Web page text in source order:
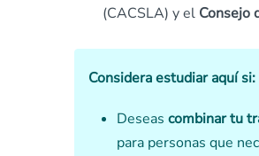
(CACSLA) y el Consejo
Considera estudiar aquí si:
Deseas combinar tu
para personas que